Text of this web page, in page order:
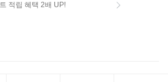
적립 혜택 2배 UP!